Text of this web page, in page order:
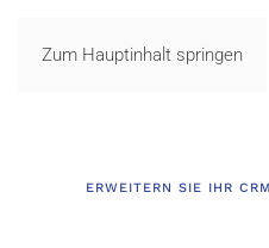
Zum Hauptinhalt springen
ERWEITERN SIE IHR CRM